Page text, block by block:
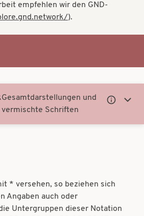
empfehlen wir den GND-
).
Gesamtdarstellungen und
vermischte Schriften
* versehen, so beziehen sich
Angaben auch oder
Untergruppen dieser Notation